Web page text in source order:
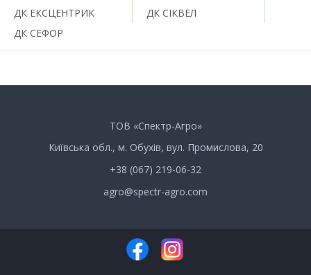
ДК ЕКСЦЕНТРИК
ДК СІКВЕЛ
ДК СЕФОР
ТОВ «Спектр-Агро»
Київська обл., м. Обухів, вул. Промислова, 20
+38 (067) 219-06-32
agro@spectr-agro.com